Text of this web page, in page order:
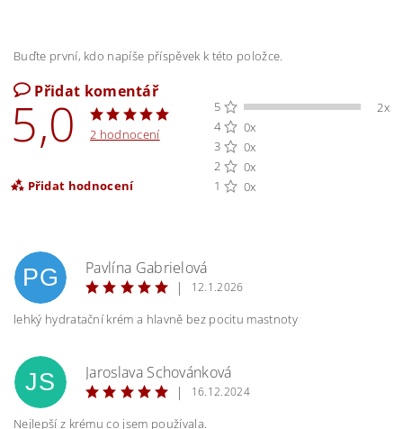
Buďte první, kdo napíše příspěvek k této položce.
Přidat komentář
5,0 2 hodnocení
Přidat hodnocení
5
2x
4
0x
3
0x
2
0x
1
0x
PG
Pavlína Gabrielová
|
12.1.2026
lehký hydratační krém a hlavně bez pocitu mastnoty
JS
Jaroslava Schovánková
|
16.12.2024
Nejlepší z krému co jsem používala.